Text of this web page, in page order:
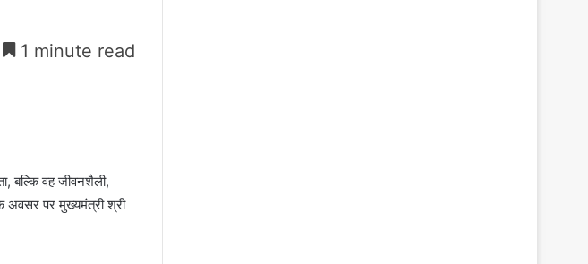
1 minute read
बल्कि वह जीवनशैली,
अवसर पर मुख्यमंत्री श्री